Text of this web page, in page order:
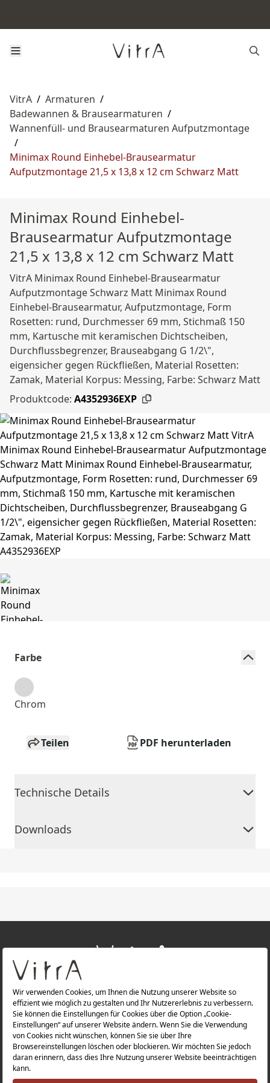
VitrA / Armaturen /
Badewannen & Brausearmaturen /
Wannenfüll‑ und Brausearmaturen Aufputzmontage
/
Minimax Round Einhebel-Brausearmatur
Aufputzmontage 21,5 x 13,8 x 12 cm Schwarz Matt
Minimax Round Einhebel-
Brausearmatur Aufputzmontage
21,5 x 13,8 x 12 cm Schwarz Matt
VitrA Minimax Round Einhebel-Brausearmatur
Aufputzmontage Schwarz Matt Minimax Round
Einhebel-Brausearmatur, Aufputzmontage, Form
Rosetten: rund, Durchmesser 69 mm, Stichmaß 150
mm, Kartusche mit keramischen Dichtscheiben,
Durchflussbegrenzer, Brauseabgang G 1/2\",
eigensicher gegen Rückfließen, Material Rosetten:
Zamak, Material Korpus: Messing, Farbe: Schwarz Matt
Produktcode: A4352936EXP
Farbe
Chrom
Teilen PDF herunterladen
Technische Details
Downloads
ÜBER UNS
PRODUKTE